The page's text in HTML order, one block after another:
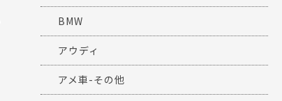
BMW
アウディ
アメ車-その他